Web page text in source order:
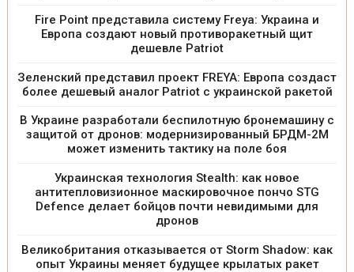
Fire Point представила систему Freya: Украина и
Европа создают новый противоракетный щит
дешевле Patriot
Зеленский представил проект FREYA: Европа создаст
более дешевый аналог Patriot с украинской ракетой
В Украине разработали беспилотную бронемашину с
защитой от дронов: модернизированный БРДМ-2М
может изменить тактику на поле боя
Украинская технология Stealth: как новое
антитепловизионное маскировочное пончо STG
Defence делает бойцов почти невидимыми для
дронов
Великобритания отказывается от Storm Shadow: как
опыт Украины меняет будущее крылатых ракет